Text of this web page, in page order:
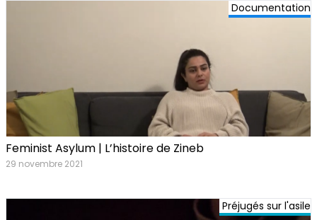
Documentation
Feminist Asylum | L’histoire de Zineb
29 novembre 2021
Préjugés sur l'asile